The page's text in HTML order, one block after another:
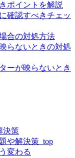
ポイントを解説
確認すべきチェッ
合の対処方法
らないときの対処
ーが映らないとき
決策
や解決策_top
変わる